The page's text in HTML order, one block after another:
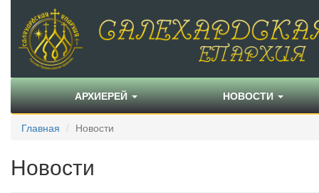
АРХИЕРЕЙ НОВОСТИ
Главная Новости
Новости